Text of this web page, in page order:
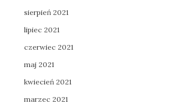
sierpień 2021
lipiec 2021
czerwiec 2021
maj 2021
kwiecień 2021
marzec 2021